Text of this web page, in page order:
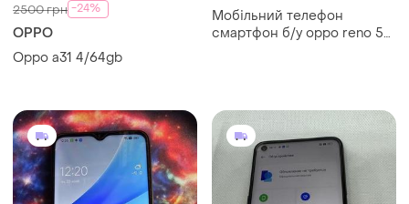
2500 грн -24%
OPPO
Oppo a31 4/64gb
Мобільний телефон
смартфон б/у oppo reno 5